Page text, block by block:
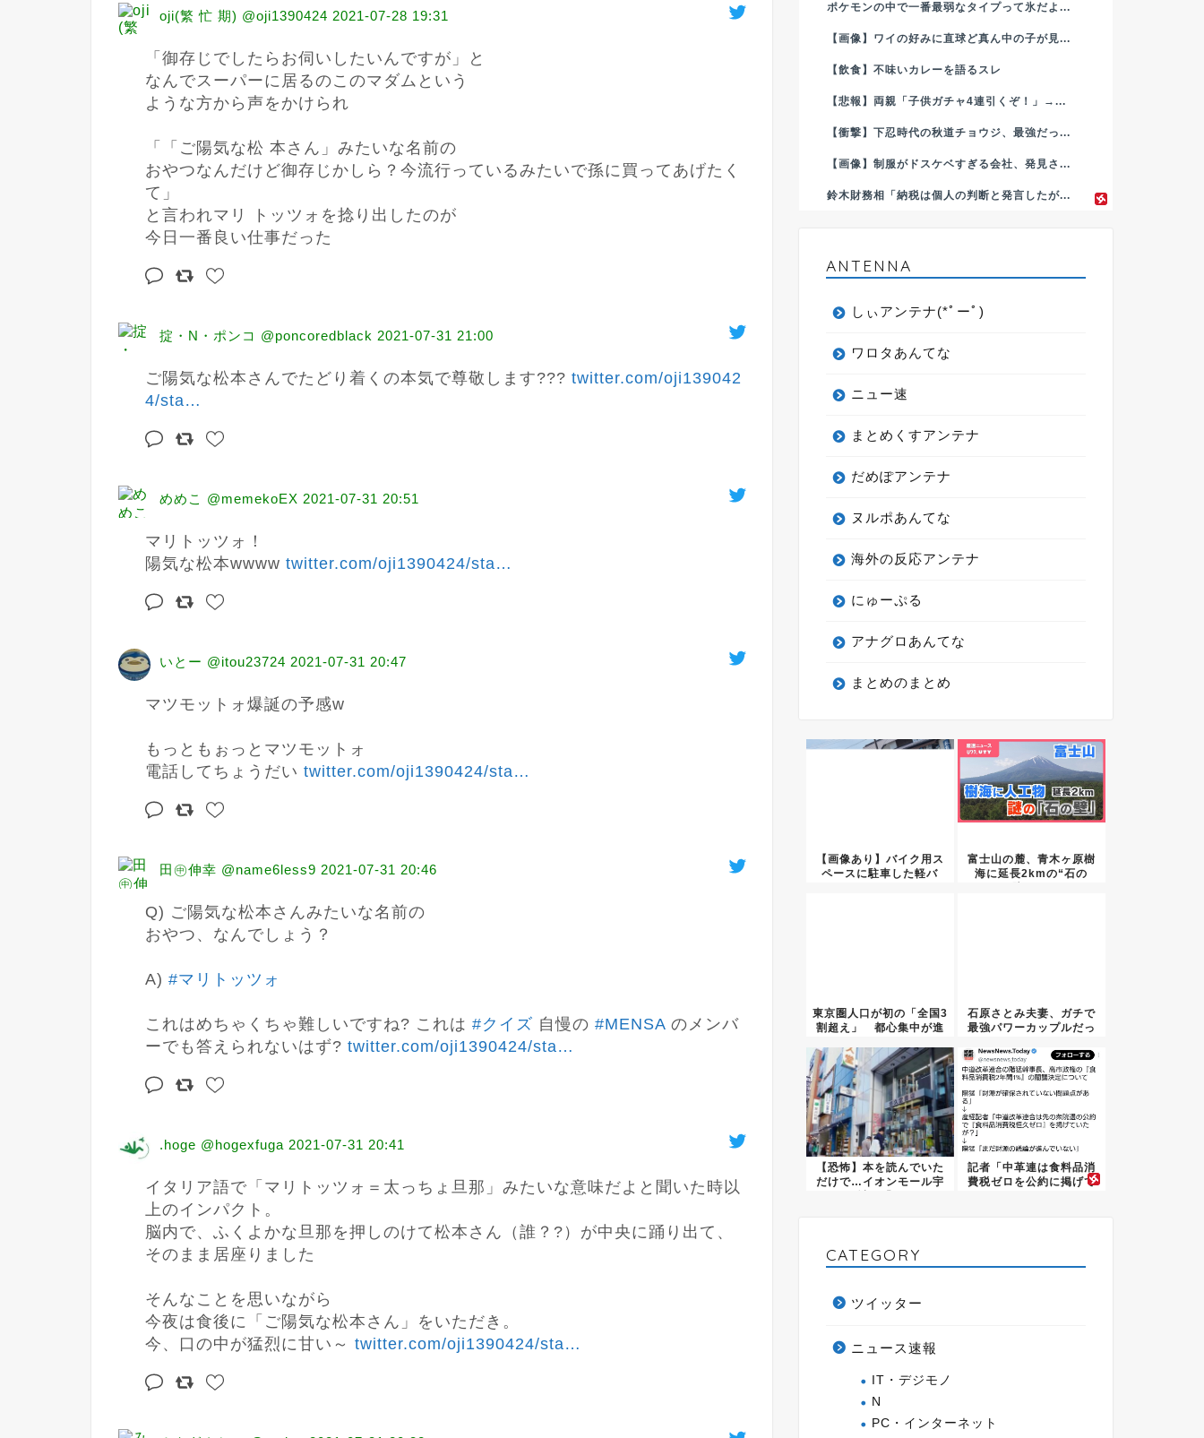
oji(繁 忙 期) @oji1390424 2021-07-28 19:31
「御存じでしたらお伺いしたいんですが」と
なんでスーパーに居るのこのマダムという
ような方から声をかけられ
「「ご陽気な松 本さん」みたいな名前の
おやつなんだけど御存じかしら？今流行っているみたいで孫に買ってあげたく
て」
と言われマリ トッツォを捻り出したのが
今日一番良い仕事だった
掟・N・ポンコ @poncoredblack 2021-07-31 21:00
ご陽気な松本さんでたどり着くの本気で尊敬します??? twitter.com/oji139042
4/sta…
めめこ @memekoEX 2021-07-31 20:51
マリトッツォ！
陽気な松本wwww twitter.com/oji1390424/sta…
いとー @itou23724 2021-07-31 20:47
マツモットォ爆誕の予感w
もっともぉっとマツモットォ
電話してちょうだい twitter.com/oji1390424/sta…
田㊥伸幸 @name6less9 2021-07-31 20:46
Q) ご陽気な松本さんみたいな名前の
おやつ、なんでしょう？
A) #マリトッツォ
これはめちゃくちゃ難しいですね? これは #クイズ 自慢の #MENSA のメンバ
ーでも答えられないはず? twitter.com/oji1390424/sta…
.hoge @hogexfuga 2021-07-31 20:41
イタリア語で「マリトッツォ＝太っちょ旦那」みたいな意味だよと聞いた時以
上のインパクト。
脳内で、ふくよかな旦那を押しのけて松本さん（誰？?）が中央に踊り出て、
そのまま居座りました
そんなことを思いながら
今夜は食後に「ご陽気な松本さん」をいただき。
今、口の中が猛烈に甘い～ twitter.com/oji1390424/sta…
ポケモンの中で一番最弱なタイプって氷だよ...
【画像】ワイの好みに直球ど真ん中の子が見...
【飲食】不味いカレーを語るスレ
【悲報】両親「子供ガチャ4連引くぞ！」→...
【衝撃】下忍時代の秋道チョウジ、最強だっ...
【画像】制服がドスケベすぎる会社、発見さ...
鈴木財務相「納税は個人の判断と発言したが...
ANTENNA
しぃアンテナ(*ﾟーﾟ)
ワロタあんてな
ニュー速
まとめくすアンテナ
だめぽアンテナ
ヌルポあんてな
海外の反応アンテナ
にゅーぷる
アナグロあんてな
まとめのまとめ
【画像あり】バイク用ス
ペースに駐車した軽バ
富士山の麓、青木ヶ原樹
海に延長2kmの“石の
東京圏人口が初の「全国3
割超え」 都心集中が進
石原さとみ夫妻、ガチで
最強パワーカップルだっ
【恐怖】本を読んでいた
だけで…イオンモール宇
記者「中革連は食料品消
費税ゼロを公約に掲げて
CATEGORY
ツイッター
ニュース速報
IT・デジモノ
N
PC・インターネット